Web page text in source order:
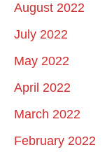
August 2022
July 2022
May 2022
April 2022
March 2022
February 2022